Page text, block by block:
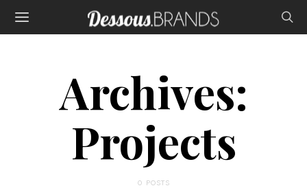
Archives:
Projects
0 POSTS